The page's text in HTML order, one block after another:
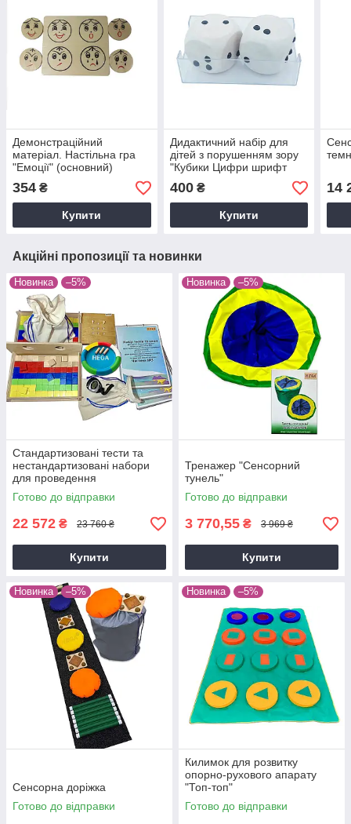
Демонстрацiйний
матерiал. Настiльна гра
"Емоцiї" (основний)
354 ₴
Купити
Дидактичний набiр для
дiтей з порушенням зору
"Кубики Цифри шрифт
Брайля"
400₴
Купити
14
Акційні пропозиції та новинки
Новинка –5%
Стандартизованi тести та
нестандартизованi набори
для проведення
терапевтичного
оцiнювання.Сенсорний
фiзiотест"Основний"
Готово до відправки
22 572 ₴ 23 760 ₴
Купити
Новинка –5%
Тренажер "Сенсорний
тунель"
Готово до відправки
3 770,55 ₴ 3 969 ₴
Купити
Новинка –5%
Сенсорна доріжка
Готово до відправки
Новинка –5%
Килимок для розвитку
опорно-рухового апарату
"Топ-топ"
Готово до відправки